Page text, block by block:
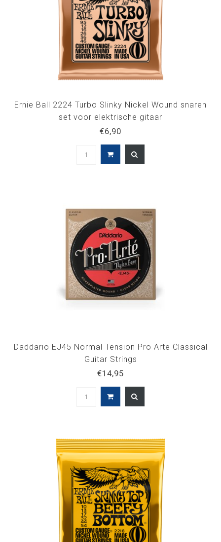
Ernie Ball 2224 Turbo Slinky Nickel Wound snaren
set voor elektrische gitaar
€6,90
Daddario EJ45 Normal Tension Pro Arte Classical
Guitar Strings
€14,95